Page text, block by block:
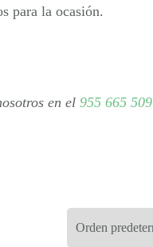
para la ocasión.
en el 955 665 509